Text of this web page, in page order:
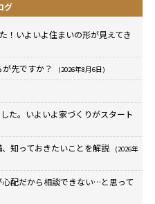
グ
！いよいよ住まいの形が見えてき
先ですか？ (2026年8月6日)
た。いよいよ家づくりがスタート
知っておきたいことを解説
(2026年
配だから相談できない…と思って